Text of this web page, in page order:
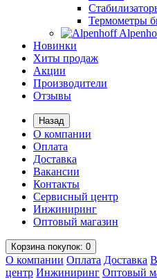
Термометры
Новинки
Хиты продаж
Акции
Производители
Отзывы
Назад
О компании
Оплата
Доставка
Вакансии
Контакты
Сервисный центр
Инжиниринг
Оптовый магазин
Корзинапокупок: 0
О компании Оплата Доставка
центр Инжиниринг Оптовый